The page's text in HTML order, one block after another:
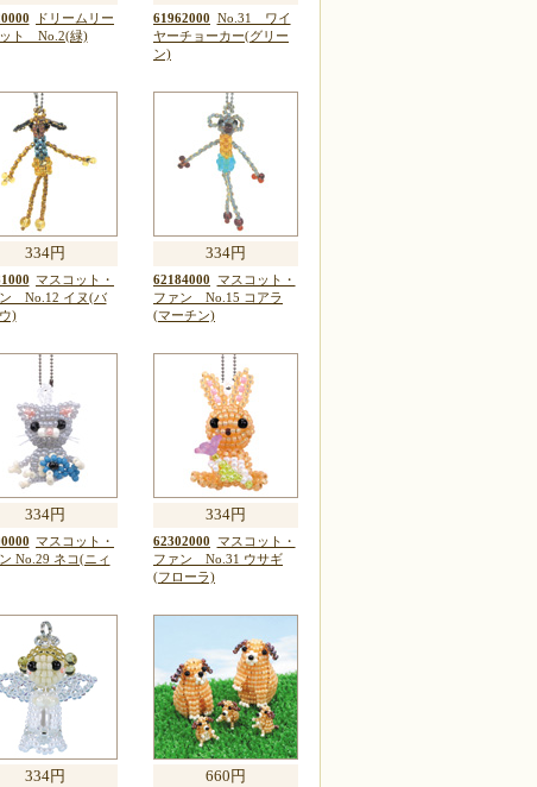
ドリームリー
ト No.2(緑)
61962000 No.31 ワイ
ヤーチョーカー(グリー
ン)
334円
マスコット・
No.12 イヌ(バ
)
334円
62184000 マスコット・
ファン No.15 コアラ
(マーチン)
334円
マスコット・
No.29 ネコ(ニィ
334円
62302000 マスコット・
ファン No.31 ウサギ
(フローラ)
334円 660円